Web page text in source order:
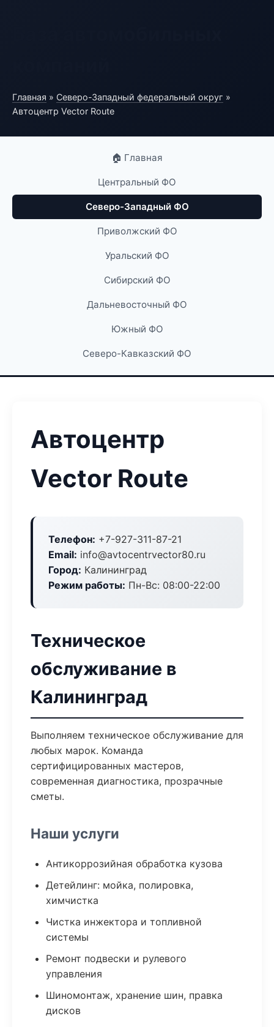
Главная » Северо-Западный федеральный округ »
Автоцентр Vector Route
🏠 Главная
Центральный ФО
Северо-Западный ФО
Приволжский ФО
Уральский ФО
Сибирский ФО
Дальневосточный ФО
Южный ФО
Северо-Кавказский ФО
Автоцентр
Vector Route
Телефон: +7-927-311-87-21
Email: info@avtocentrvector80.ru
Город: Калининград
Режим работы: Пн-Вс: 08:00-22:00
Техническое
обслуживание в
Калининград
Выполняем техническое обслуживание для
любых марок. Команда
сертифицированных мастеров,
современная диагностика, прозрачные
сметы.
Наши услуги
Антикоррозийная обработка кузова
Детейлинг: мойка, полировка,
химчистка
Чистка инжектора и топливной
системы
Ремонт подвески и рулевого
управления
Шиномонтаж, хранение шин, правка
дисков